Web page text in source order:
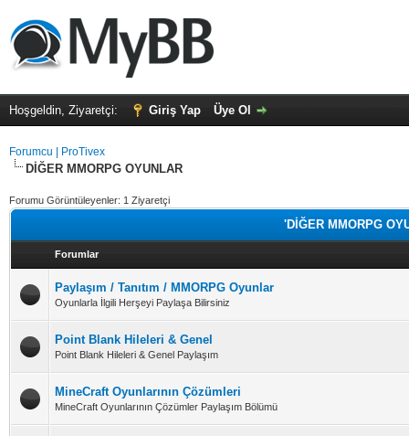
Hoşgeldin, Ziyaretçi: Giriş Yap Üye Ol
Forumcu | ProTivex
DİĞER MMORPG OYUNLAR
Forumu Görüntüleyenler: 1 Ziyaretçi
'DİĞER MMORPG
Forumlar
Paylaşım / Tanıtım / MMORPG Oyunlar
Oyunlarla İlgili Herşeyi Paylaşa Bilirsiniz
Point Blank Hileleri & Genel
Point Blank Hileleri & Genel Paylaşım
MineCraft Oyunlarının Çözümleri
MineCraft Oyunlarının Çözümler Paylaşım Bölümü